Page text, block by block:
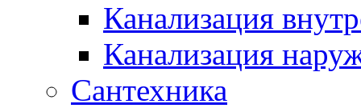
Канализация
Канализация
Сантехника